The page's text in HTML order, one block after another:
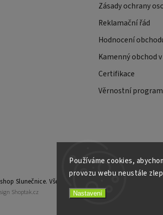
Používáme cookies,
provozu webu neustále
Nastavení
Zásady ochrany
Reklamační řád
Hodnocení
Kamenný obchod
Certifikace
Věrnostní program
Slunečnice. Všechna práva vyhrazena.
Shoptak.cz